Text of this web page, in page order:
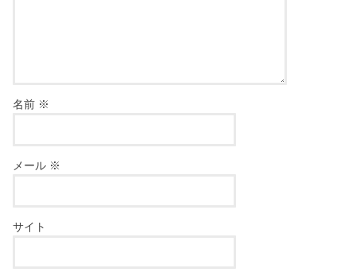
名前 ※
メール ※
サイト